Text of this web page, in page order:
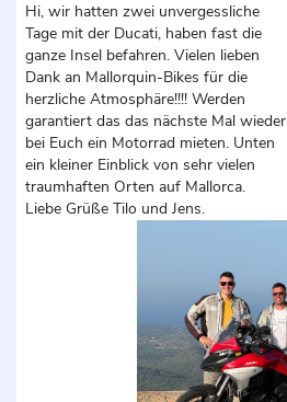
Hi, wir hatten zwei unvergessliche
Tage mit der Ducati, haben fast die
ganze Insel befahren. Vielen lieben
Dank an Mallorquin-Bikes für die
herzliche Atmosphäre!!!! Werden
garantiert das das nächste Mal wieder
bei Euch ein Motorrad mieten. Unten
ein kleiner Einblick von sehr vielen
traumhaften Orten auf Mallorca.
Liebe Grüße Tilo und Jens.